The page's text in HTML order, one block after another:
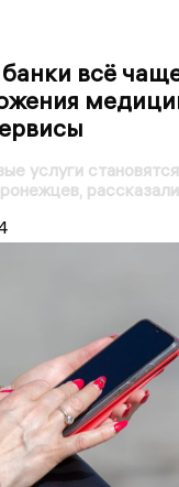
всё
услуги